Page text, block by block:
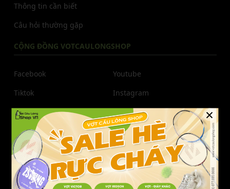
Thông tin cần biết
Câu hỏi thường gặp
CỘNG ĐỒNG VOTCAULONGSHOP
Facebook
Tiktok
Zalo
Youtube
Instagram
Pinterest
THÔNG TIN LIÊN HỆ
Liên hệ Vợt Cầu Lông Shop
Hotline CSKH:077.685.6666
×